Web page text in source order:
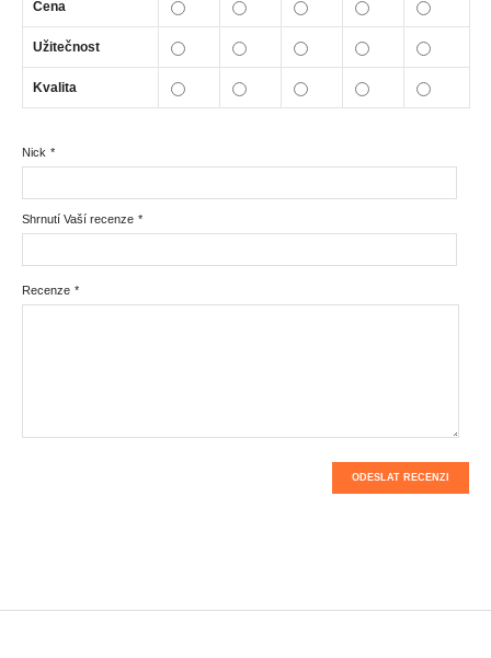
Cena
Užitečnost
Kvalita
*
Nick
*
Shrnutí Vaší recenze
*
Recenze
ODESLAT RECENZI